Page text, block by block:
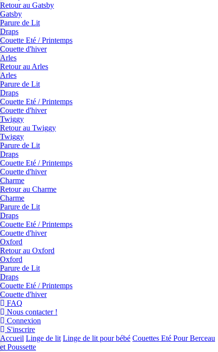
Retour au Gatsby
Gatsby
Parure de Lit
Draps
Couette Eté / Printemps
Couette d'hiver
Arles
Retour au Arles
Arles
Parure de Lit
Draps
Couette Eté / Printemps
Couette d'hiver
Twiggy
Retour au Twiggy
Twiggy
Parure de Lit
Draps
Couette Eté / Printemps
Couette d'hiver
Charme
Retour au Charme
Charme
Parure de Lit
Draps
Couette Eté / Printemps
Couette d'hiver
Oxford
Retour au Oxford
Oxford
Parure de Lit
Draps
Couette Eté / Printemps
Couette d'hiver
FAQ
Nous contacter !
Connexion
S'inscrire
Accueil Linge de lit Linge de lit pour bébé Couettes Eté Pour Berceau
et Poussette